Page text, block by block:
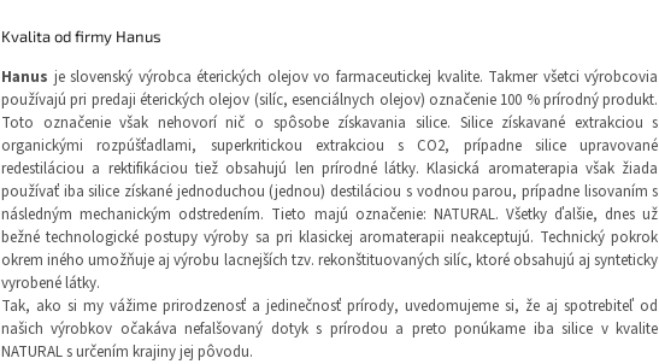
Kvalita od firmy Hanus
Hanus je slovenský výrobca éterických olejov vo farmaceutickej kvalite. Takmer všetci výrobcovia
používajú pri predaji éterických olejov (silíc, esenciálnych olejov) označenie 100 % prírodný produkt.
Toto označenie však nehovorí nič o spôsobe získavania silice. Silice získavané extrakciou s
organickými rozpúšťadlami, superkritickou extrakciou s CO2, prípadne silice upravované
redestiláciou a rektifikáciou tiež obsahujú len prírodné látky. Klasická aromaterapia však žiada
používať iba silice získané jednoduchou (jednou) destiláciou s vodnou parou, prípadne lisovaním s
následným mechanickým odstredením. Tieto majú označenie: NATURAL. Všetky ďalšie, dnes už
bežné technologické postupy výroby sa pri klasickej aromaterapii neakceptujú. Technický pokrok
okrem iného umožňuje aj výrobu lacnejších tzv. rekonštituovaných silíc, ktoré obsahujú aj synteticky
vyrobené látky.
Tak, ako si my vážime prirodzenosť a jedinečnosť prírody, uvedomujeme si, že aj spotrebiteľ od
našich výrobkov očakáva nefalšovaný dotyk s prírodou a preto ponúkame iba silice v kvalite
NATURAL s určením krajiny jej pôvodu.